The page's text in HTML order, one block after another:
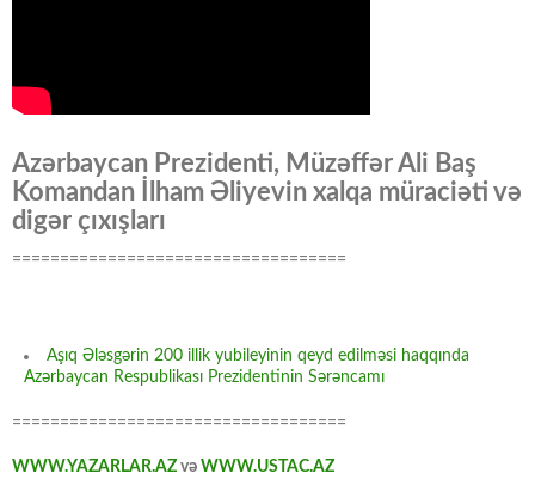
Azərbaycan Prezidenti, Müzəffər Ali Baş
Komandan İlham Əliyevin xalqa müraciəti və
digər çıxışları
===================================
Aşıq Ələsgərin 200 illik yubileyinin qeyd edilməsi haqqında
Azərbaycan Respublikası Prezidentinin Sərəncamı
===================================
WWW.YAZARLAR.AZ və WWW.USTAC.AZ